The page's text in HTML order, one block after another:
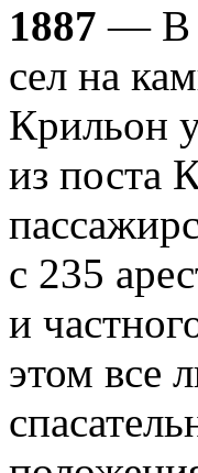
1887 — В
сел на
Крильон
из поста
с 235
и
этом все